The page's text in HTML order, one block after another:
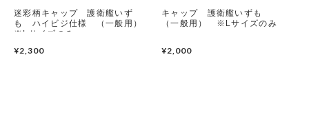
潜水艦
迷彩柄キャップ 護衛艦いず
も ハイビジ仕様 （一般用）
※Lサイズのみ
¥2,300
キャップ 護衛艦いずも
（一般用） ※Lサイズのみ
¥2,000